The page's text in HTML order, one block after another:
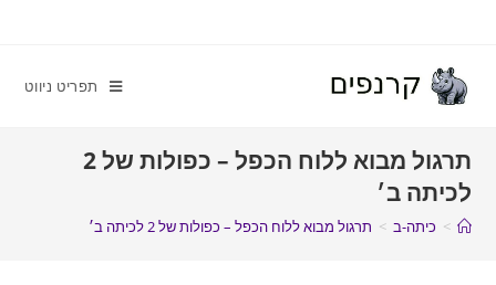
תפריט ניווט
תרגול מבוא ללוח הכפל – כפולות של 2
לכיתה ב׳
> כיתה-ב > תרגול מבוא ללוח הכפל – כפולות של 2 לכיתה ב׳